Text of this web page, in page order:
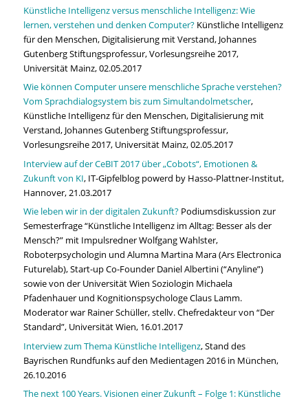
Künstliche Intelligenz versus menschliche Intelligenz: Wie
lernen, verstehen und denken Computer? Künstliche Intelligenz
für den Menschen, Digitalisierung mit Verstand, Johannes
Gutenberg Stiftungsprofessur, Vorlesungsreihe 2017,
Universität Mainz, 02.05.2017
Wie können Computer unsere menschliche Sprache verstehen?
Vom Sprachdialogsystem bis zum Simultandolmetscher,
Künstliche Intelligenz für den Menschen, Digitalisierung mit
Verstand, Johannes Gutenberg Stiftungsprofessur,
Vorlesungsreihe 2017, Universität Mainz, 02.05.2017
Interview auf der CeBIT 2017 über „Cobots“, Emotionen &
Zukunft von KI, IT-Gipfelblog powerd by Hasso-Plattner-Institut,
Hannover, 21.03.2017
Wie leben wir in der digitalen Zukunft? Podiumsdiskussion zur
Semesterfrage “Künstliche Intelligenz im Alltag: Besser als der
Mensch?” mit Impulsredner Wolfgang Wahlster,
Roboterpsychologin und Alumna Martina Mara (Ars Electronica
Futurelab), Start-up Co-Founder Daniel Albertini (“Anyline”)
sowie von der Universität Wien Soziologin Michaela
Pfadenhauer und Kognitionspsychologe Claus Lamm.
Moderator war Rainer Schüller, stellv. Chefredakteur von “Der
Standard”, Universität Wien, 16.01.2017
Interview zum Thema Künstliche Intelligenz, Stand des
Bayrischen Rundfunks auf den Medientagen 2016 in München,
26.10.2016
The next 100 Years. Visionen einer Zukunft – Folge 1: Künstliche